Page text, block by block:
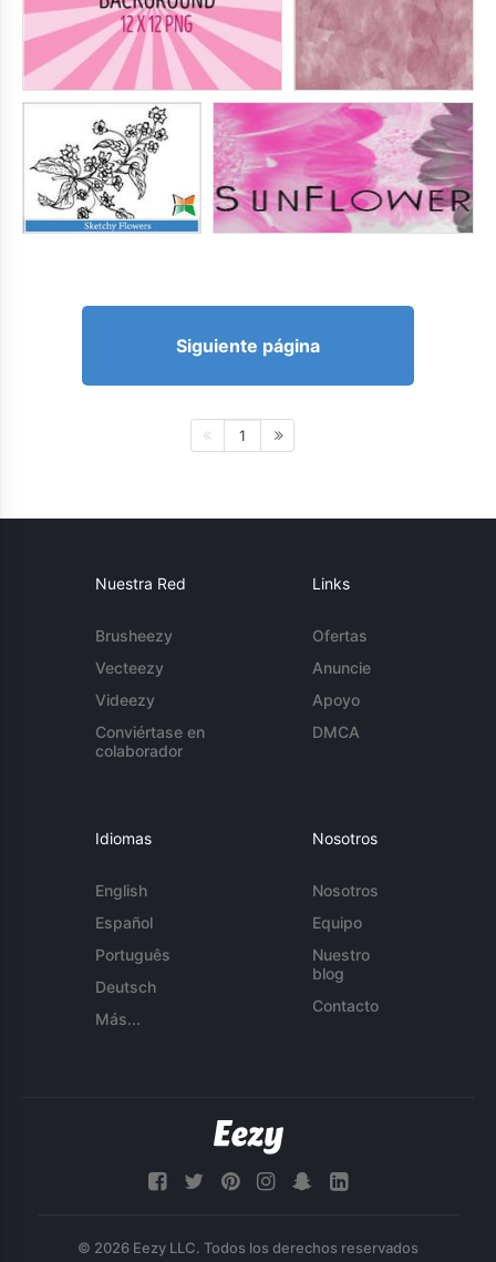
Siguiente página
1
Nuestra Red
Brusheezy
Vecteezy
Videezy
Conviértase en
colaborador
Links
Ofertas
Anuncie
Apoyo
DMCA
Idiomas
English
Español
Português
Deutsch
Más...
Nosotros
Nosotros
Equipo
Nuestro
blog
Contacto
© 2026 Eezy LLC. Todos los derechos reservados